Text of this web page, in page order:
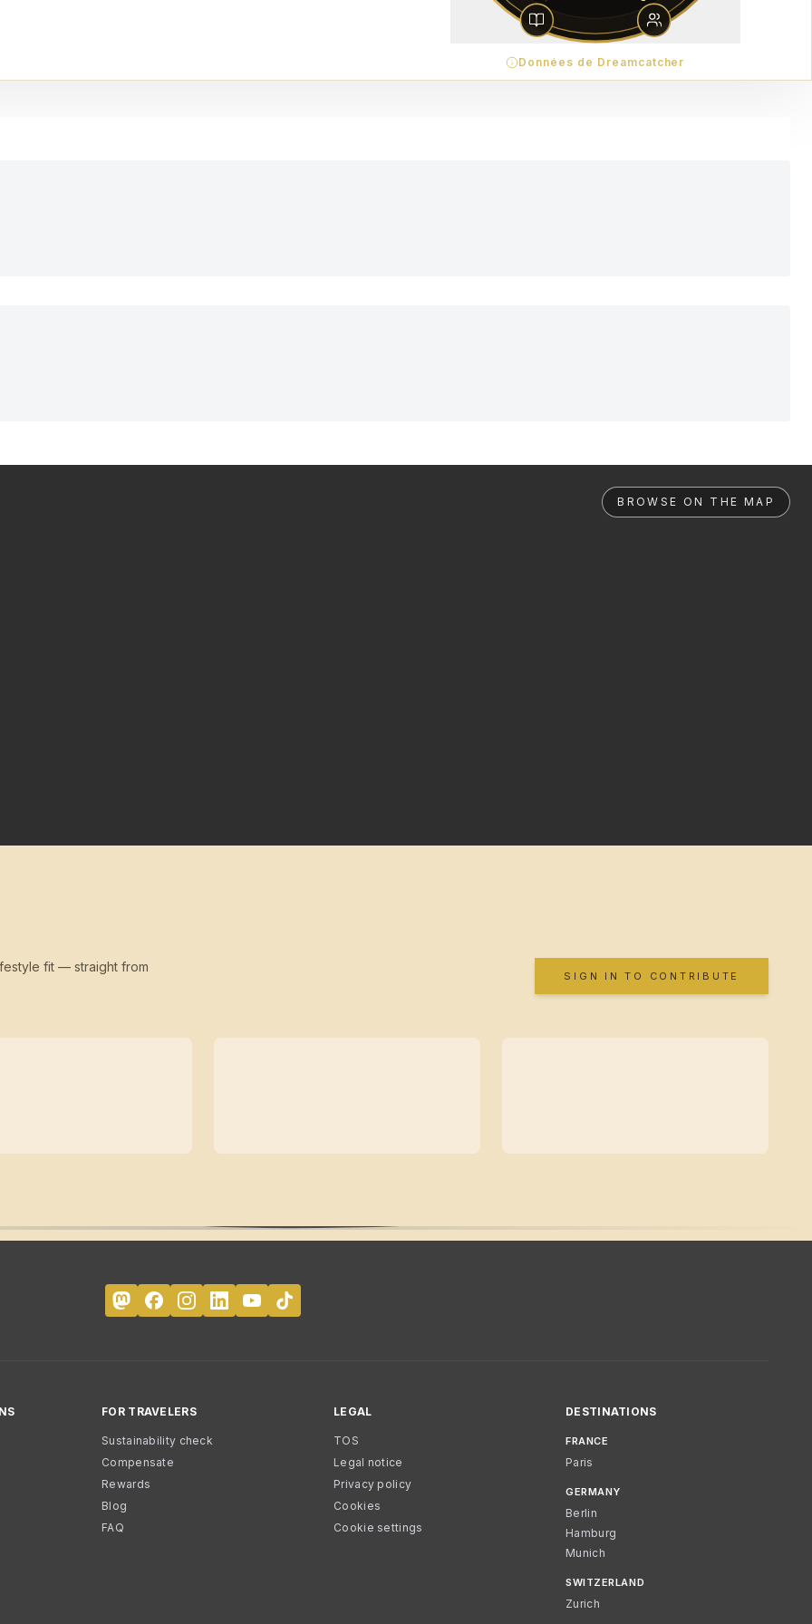
Données de Dreamcatcher
BROWSE ON THE MAP
fit — straight from
SIGN IN TO CONTRIBUTE
FOR TRAVELERS
Sustainability check
Compensate
Rewards
Blog
FAQ
LEGAL
TOS
Legal notice
Privacy policy
Cookies
Cookie settings
DESTINATIONS
FRANCE
Paris
GERMANY
Berlin
Hamburg
Munich
SWITZERLAND
Zurich